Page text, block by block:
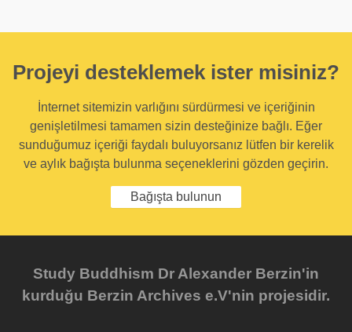
Projeyi desteklemek ister misiniz?
İnternet sitemizin varlığını sürdürmesi ve içeriğinin
genişletilmesi tamamen sizin desteğinize bağlı. Eğer
sunduğumuz içeriği faydalı buluyorsanız lütfen bir kerelik
ve aylık bağışta bulunma seçeneklerini gözden geçirin.
Bağışta bulunun
Study Buddhism Dr Alexander Berzin'in
kurduğu Berzin Archives e.V'nin projesidir.